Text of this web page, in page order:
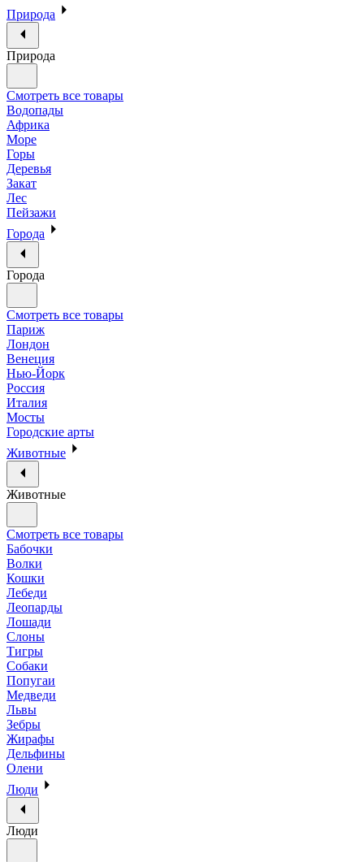
Природа
Природа
Смотреть все товары
Водопады
Африка
Море
Горы
Деревья
Закат
Лес
Пейзажи
Города
Города
Смотреть все товары
Париж
Лондон
Венеция
Нью-Йорк
Россия
Италия
Мосты
Городские арты
Животные
Животные
Смотреть все товары
Бабочки
Волки
Кошки
Лебеди
Леопарды
Лошади
Слоны
Тигры
Собаки
Попугаи
Медведи
Львы
Зебры
Жирафы
Дельфины
Олени
Люди
Люди